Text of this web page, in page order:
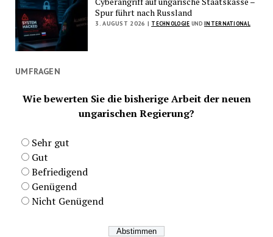
Spur führt nach Russland
3. AUGUST 2026 | TECHNOLOGIE UNDINTERNATIONAL
UMFRAGEN
Wie bewerten Sie die bisherige Arbeit der neuen
ungarischen Regierung?
Sehr gut
Gut
Befriedigend
Genügend
Nicht Genügend